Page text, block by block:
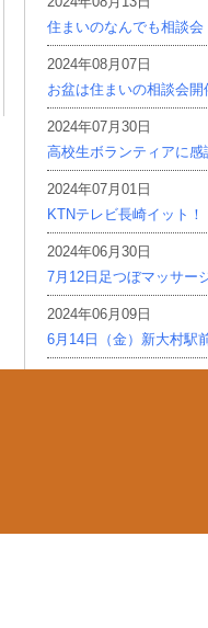
住まいのなんでも相談会
2024年08月07日
お盆は住まいの相談会開
2024年07月30日
高校生ボランティアに感
2024年07月01日
KTNテレビ長崎イット！
2024年06月30日
7月12日足つぼマッサー
2024年06月09日
6月14日（金）新大村駅